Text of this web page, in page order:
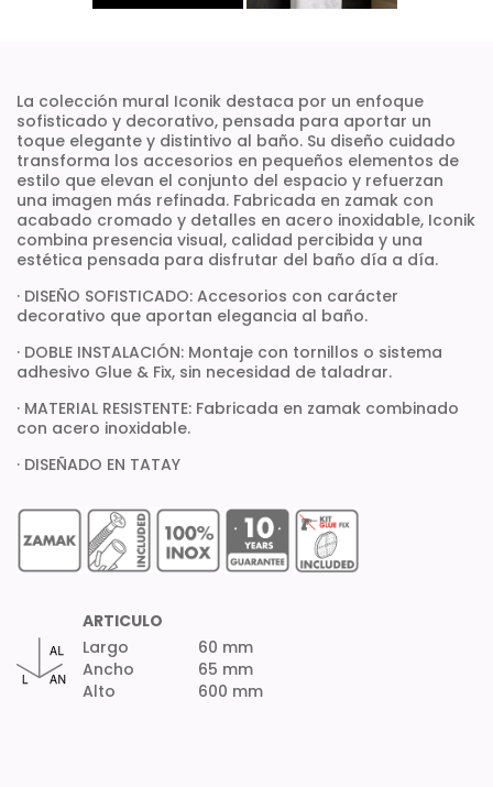
La colección mural Iconik destaca por un enfoque
sofisticado y decorativo, pensada para aportar un
toque elegante y distintivo al baño. Su diseño cuidado
transforma los accesorios en pequeños elementos de
estilo que elevan el conjunto del espacio y refuerzan
una imagen más refinada. Fabricada en zamak con
acabado cromado y detalles en acero inoxidable, Iconik
combina presencia visual, calidad percibida y una
estética pensada para disfrutar del baño día a día.
· DISEÑO SOFISTICADO: Accesorios con carácter
decorativo que aportan elegancia al baño.
· DOBLE INSTALACIÓN: Montaje con tornillos o sistema
adhesivo Glue & Fix, sin necesidad de taladrar.
· MATERIAL RESISTENTE: Fabricada en zamak combinado
con acero inoxidable.
· DISEÑADO EN TATAY
ARTICULO
Largo
Ancho
Alto
60 mm
65 mm
600 mm